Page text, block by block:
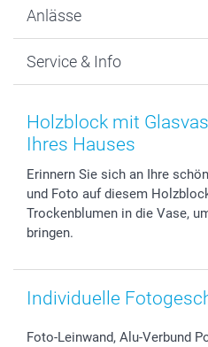
MyNameBook
Fotoabzüge, Fotos als Buch &
Zubehör & Material
Foto-Kalender & Agenden
Geschenk-Gutscheine (PDF)
Warum smartphoto
Datenschutz
AGB
Impressum
Partnerprogramme
Investor Relations
B2B smartbusiness
Anlässe
Neujahr
Muttertag
Vatertag
Hochzeit
Geburtstag
Geburt
Service & Info
Preise und Versandkosten
Lieferfristen
Zahlungsmöglichkeiten
Anmelden /Registrieren
Sitemap
smartfriends
smartgarantie
Holzblock mit
Ihres Hauses
Erinnern Sie sich an Ihre
und Foto auf diesem
Trockenblumen in die Vase,
bringen.
Individuelle
Foto-Leinwand, Alu-Verbund